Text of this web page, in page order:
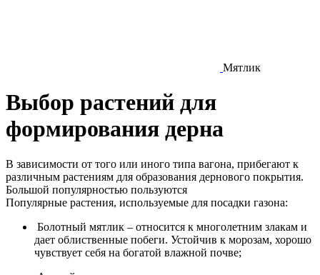
Мятлик
Выбор растений для
формирования дерна
В зависимости от того или иного типа вагона, прибегают к
различным растениям для образования дернового покрытия.
Большой популярностью пользуются
Популярные растения, используемые для посадки газона:
Болотный мятлик – относится к многолетним злакам и
дает облиственные побеги. Устойчив к морозам, хорошо
чувствует себя на богатой влажной почве;